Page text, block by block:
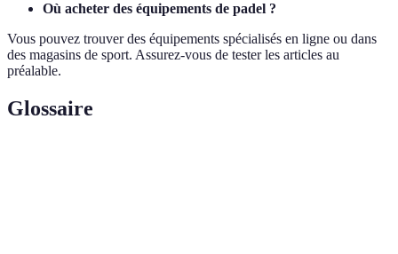
Où acheter des équipements de padel ?
Vous pouvez trouver des équipements spécialisés en ligne ou dans
des magasins de sport. Assurez-vous de tester les articles au
préalable.
Glossaire